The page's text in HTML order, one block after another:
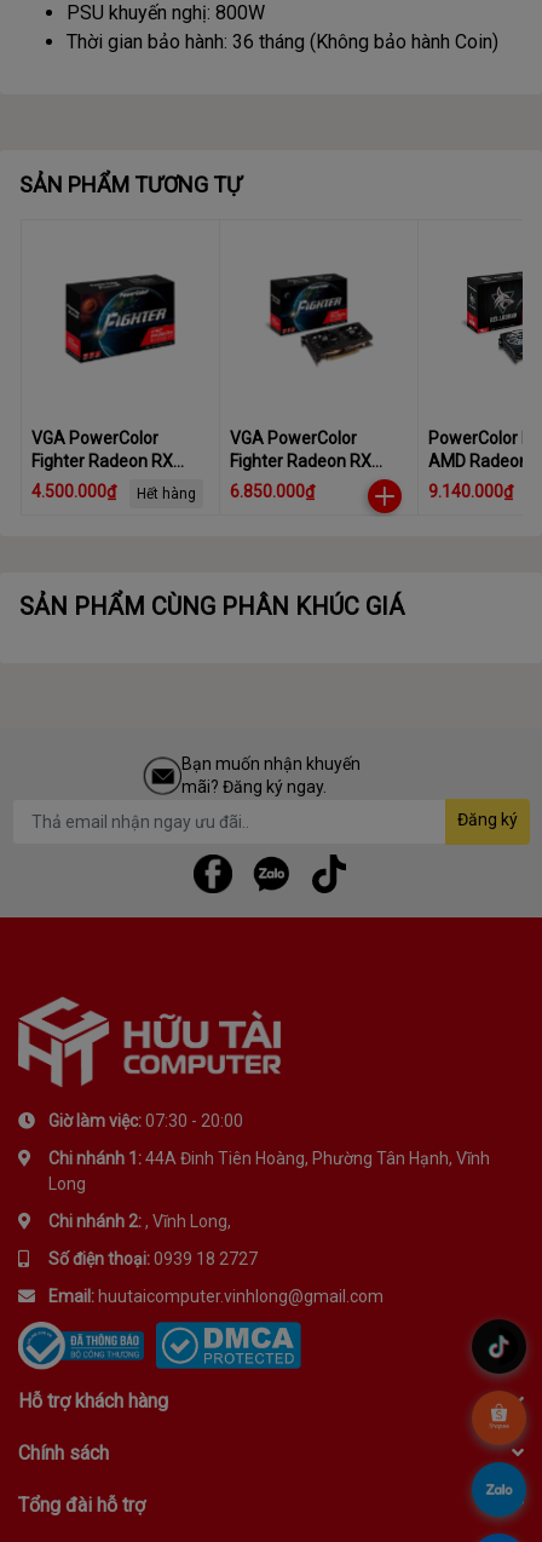
PSU khuyến nghị: 800W
Thời gian bảo hành: 36 tháng (Không bảo hành Coin)
SẢN PHẨM TƯƠNG TỰ
VGA PowerColor
Fighter Radeon RX
6500 XT 4GB GDDR6
4.500.000₫ Hết hàng
VGA PowerColor
Fighter Radeon RX
6600 8GB GDDR6
(AXRX 6600 8GBD6-
6.850.000₫
PowerColor
AMD Radeon
7600XT
9.140.000₫
SẢN PHẨM CÙNG PHÂN KHÚC GIÁ
Bạn muốn nhận khuyến
mãi? Đăng ký ngay.
Đăng ký
Giờ làm việc:07:30 - 20:00
Chi nhánh 1:44A Đinh Tiên Hoàng, Phường Tân Hạnh, Vĩnh
Long
Chi nhánh 2:, Vĩnh Long,
Số điện thoại:0939 18 2727
Email: huutaicomputer.vinhlong@gmail.com
Hỗ trợ khách hàng
Chính sách
Tổng đài hỗ trợ
.
.
.